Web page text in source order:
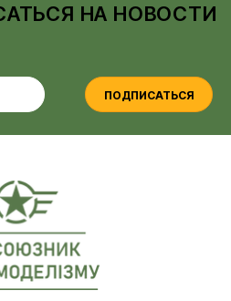
НА НОВОСТИ
ПОДПИСАТЬСЯ